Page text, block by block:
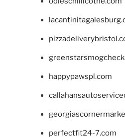
happypawspl.com
perfectfit24-7.com